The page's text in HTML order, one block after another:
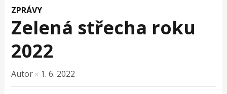
ZPRÁVY
Zelená střecha roku
2022
Autor × 1. 6. 2022